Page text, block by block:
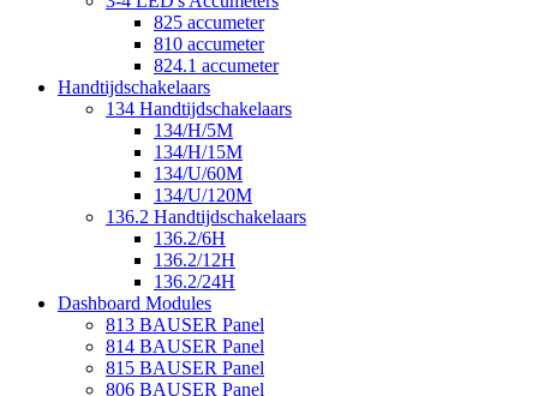
825 accumeter
810 accumeter
824.1 accumeter
Handtijdschakelaars
134 Handtijdschakelaars
134/H/5M
134/H/15M
134/U/60M
134/U/120M
136.2 Handtijdschakelaars
136.2/6H
136.2/12H
136.2/24H
Dashboard Modules
813 BAUSER Panel
814 BAUSER Panel
815 BAUSER Panel
806 BAUSER Panel